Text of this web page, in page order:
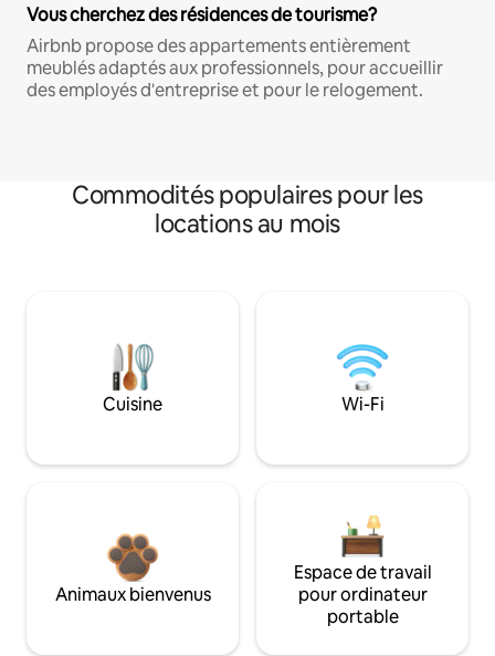
Vous cherchez des résidences de tourisme?
Airbnb propose des appartements entièrement
meublés adaptés aux professionnels, pour accueillir
des employés d'entreprise et pour le relogement.
Commodités populaires pour les
locations au mois
Cuisine Wi-Fi
Animaux bienvenus
Espace de travail
pour ordinateur
portable